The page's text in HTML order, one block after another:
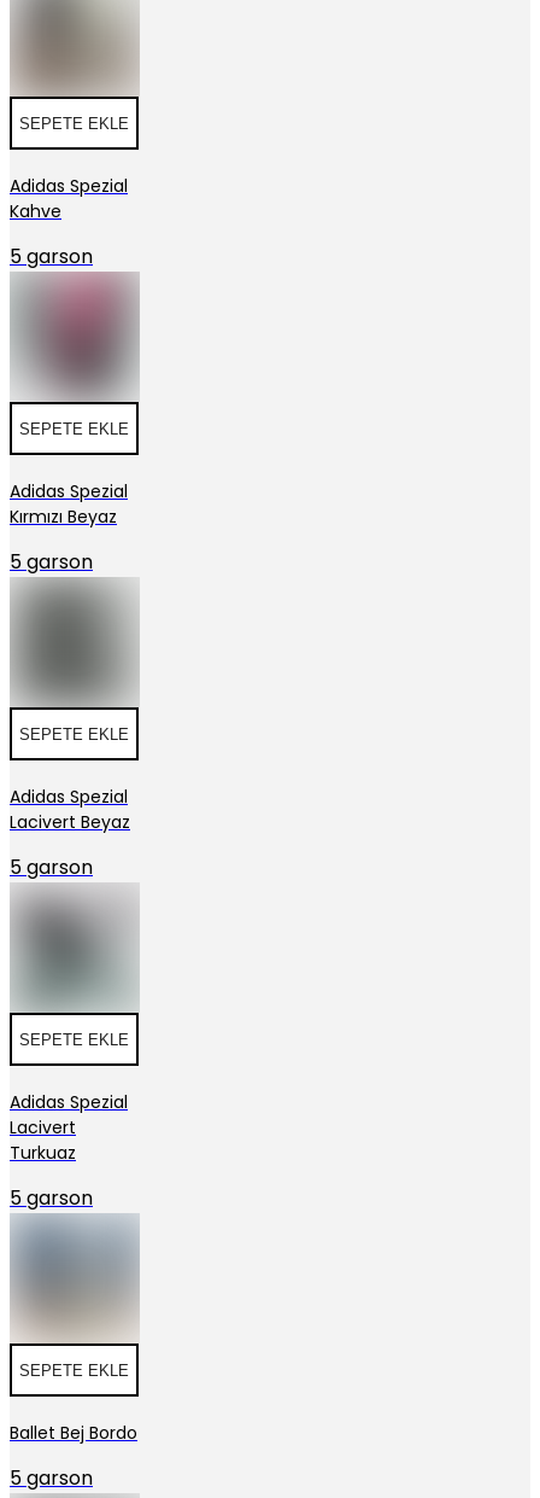
SEPETE EKLE
Adidas Spezial
Kahve
5 garson
SEPETE EKLE
Adidas Spezial
Kırmızı Beyaz
5 garson
SEPETE EKLE
Adidas Spezial
Lacivert Beyaz
5 garson
SEPETE EKLE
Adidas Spezial
Lacivert
Turkuaz
5 garson
SEPETE EKLE
Ballet Bej Bordo
5 garson